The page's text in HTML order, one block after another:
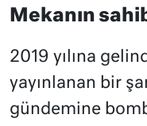
Mekanın
2019 yılına
yayınlanan bir
gündemine